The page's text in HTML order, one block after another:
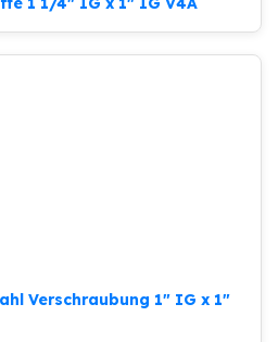
Verschraubung 1″ IG x 1″